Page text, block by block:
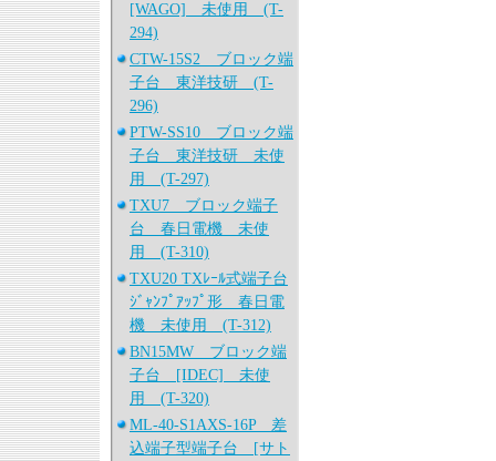
[WAGO] 未使用 (T-
294)
CTW-15S2 ブロック端
子台 東洋技研 (T-
296)
PTW-SS10 ブロック端
子台 東洋技研 未使
用 (T-297)
TXU7 ブロック端子
台 春日電機 未使
用 (T-310)
TXU20 TXﾚｰﾙ式端子台
ｼﾞｬﾝﾌﾟｱｯﾌﾟ形 春日電
機 未使用 (T-312)
BN15MW ブロック端
子台 [IDEC] 未使
用 (T-320)
ML-40-S1AXS-16P 差
込端子型端子台 [サト